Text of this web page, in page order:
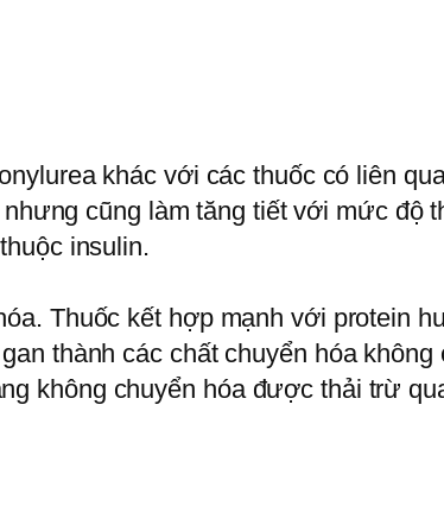
khác với các thuốc có liên
cũng làm tăng tiết với mức độ
insulin.
Thuốc kết hợp mạnh với protein
thành các chất chuyển hóa
không chuyển hóa được thải trừ